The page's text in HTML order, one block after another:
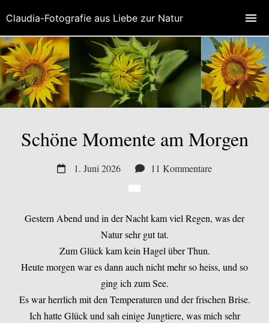
Schöne Momente am Morgen
1. Juni 2026 11 Kommentare
Gestern Abend und in der Nacht kam viel Regen, was der
Natur sehr gut tat.
Zum Glück kam kein Hagel über Thun.
Heute morgen war es dann auch nicht mehr so heiss, und so
ging ich zum See.
Es war herrlich mit den Temperaturen und der frischen Brise.
Ich hatte Glück und sah einige Jungtiere, was mich sehr
Claudia-Fotografie aus Liebe zur Natur